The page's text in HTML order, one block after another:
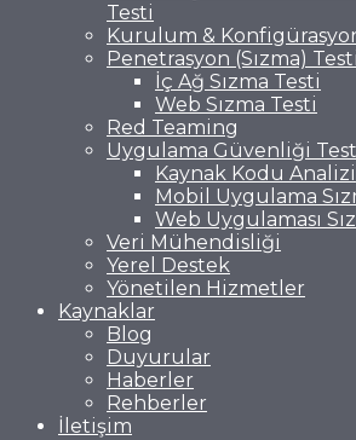
Testi
Kurulum &
Penetrasyon (Sızma) Testi
İç Ağ Sızma Testi
Web Sızma Testi
Red Teaming
Uygulama Güvenliği
Kaynak Kodu Analizi
Mobil Uygulama
Web Uygulaması
Veri Mühendisliği
Yerel Destek
Yönetilen Hizmetler
Kaynaklar
Blog
Duyurular
Haberler
Rehberler
İletişim